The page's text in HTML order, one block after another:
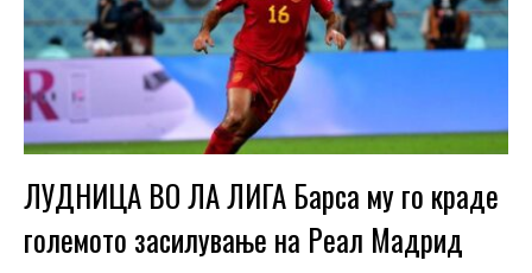
ЛУДНИЦА ВО ЛА ЛИГА Барса му го краде
големото засилување на Реал Мадрид